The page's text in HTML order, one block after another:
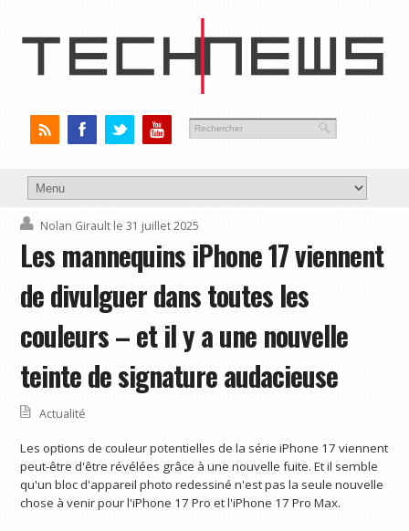
Nolan Girault le 31 juillet 2025
Les mannequins iPhone 17 viennent
de divulguer dans toutes les
couleurs – et il y a une nouvelle
teinte de signature audacieuse
Actualité
Les options de couleur potentielles de la série iPhone 17 viennent
peut-être d'être révélées grâce à une nouvelle fuite. Et il semble
qu'un bloc d'appareil photo redessiné n'est pas la seule nouvelle
chose à venir pour l'iPhone 17 Pro et l'iPhone 17 Pro Max.